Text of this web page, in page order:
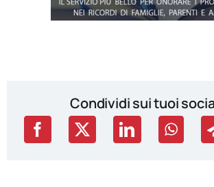
Condividi sui tuoi